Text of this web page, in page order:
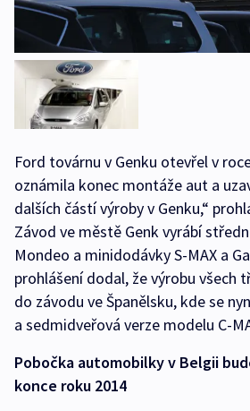
Ford továrnu v Genku otevřel v
oznámila konec montáže aut a
dalších částí výroby v Genku,“
Závod ve městě Genk vyrábí
Mondeo a minidodávky S-MAX a
prohlášení dodal, že výrobu všech
do závodu ve Španělsku, kde se
a sedmidveřová verze modelu C-
Pobočka automobilky v Belgii
konce roku 2014